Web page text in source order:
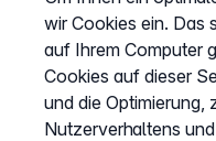
wir Cookies ein. Das
auf Ihrem Computer
Cookies auf dieser
und die Optimierung,
Nutzerverhaltens